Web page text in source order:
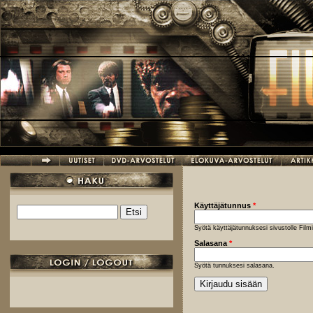
Hyppää pääsisältöön
Hakulomake
Käyttäjätunnus *
Syötä käyttäjätunnuksesi sivustolle
Salasana *
Syötä tunnuksesi salasana.